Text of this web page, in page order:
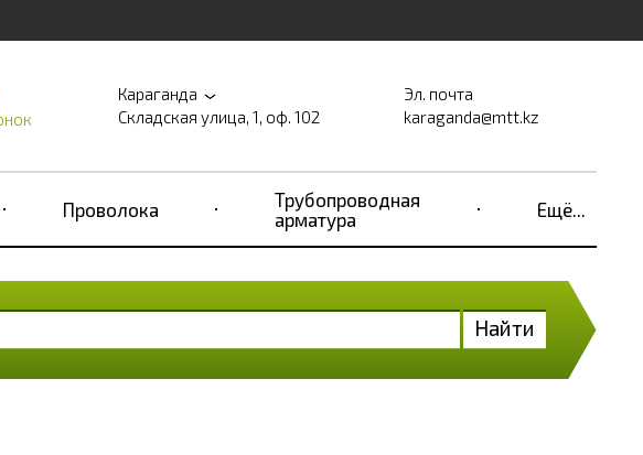
Караганда
Складская улица, 1, оф. 102
Эл. почта
karaganda@mtt.kz
Проволока
Трубопроводная
арматура
Ещё...
Найти